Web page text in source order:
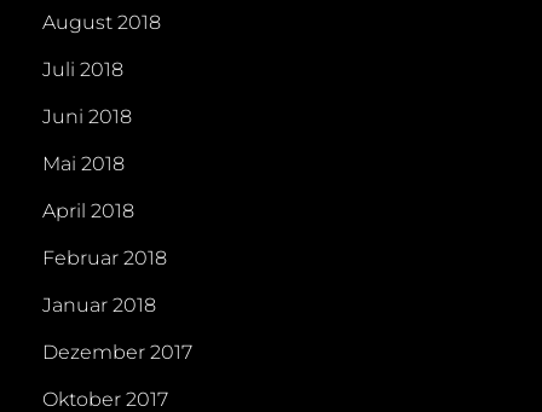
August 2018
Juli 2018
Juni 2018
Mai 2018
April 2018
Februar 2018
Januar 2018
Dezember 2017
Oktober 2017